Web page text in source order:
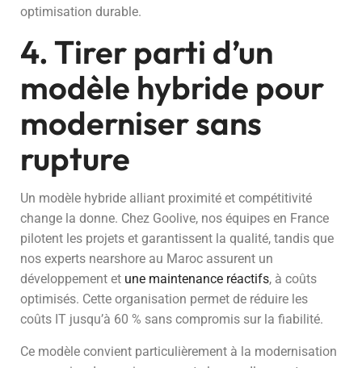
optimisation durable.
4. Tirer parti d’un
modèle hybride pour
moderniser sans
rupture
Un modèle hybride alliant proximité et compétitivité
change la donne. Chez Goolive, nos équipes en France
pilotent les projets et garantissent la qualité, tandis que
nos experts nearshore au Maroc assurent un
développement et une maintenance réactifs, à coûts
optimisés. Cette organisation permet de réduire les
coûts IT jusqu’à 60 % sans compromis sur la fiabilité.
Ce modèle convient particulièrement à la modernisation